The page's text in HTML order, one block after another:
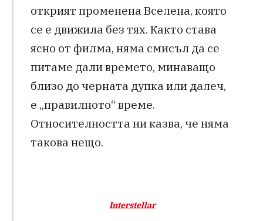
открият променена Вселена, която
се е движила без тях. Както става
ясно от филма, няма смисъл да се
питаме дали времето, минаващо
близо до черната дупка или далеч,
е „правилното“ време.
Относителността ни казва, че няма
такова нещо.
Interstellar